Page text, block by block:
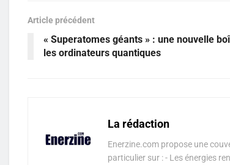
Article précédent
« Superatomes géants » : une nouvelle
les ordinateurs quantiques
La rédaction
Enerzine.com propose une
particulier sur : - Les énergies